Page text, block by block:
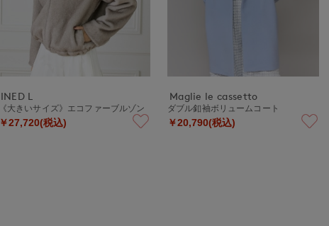
INED L
《大きいサイズ》エコファーブルゾン
￥27,720(税込)
Maglie le cassetto
ダブル釦袖ボリュームコート
￥20,790(税込)